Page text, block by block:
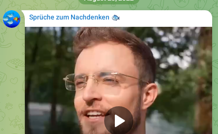
Sprüche zum Nachdenken
🐟